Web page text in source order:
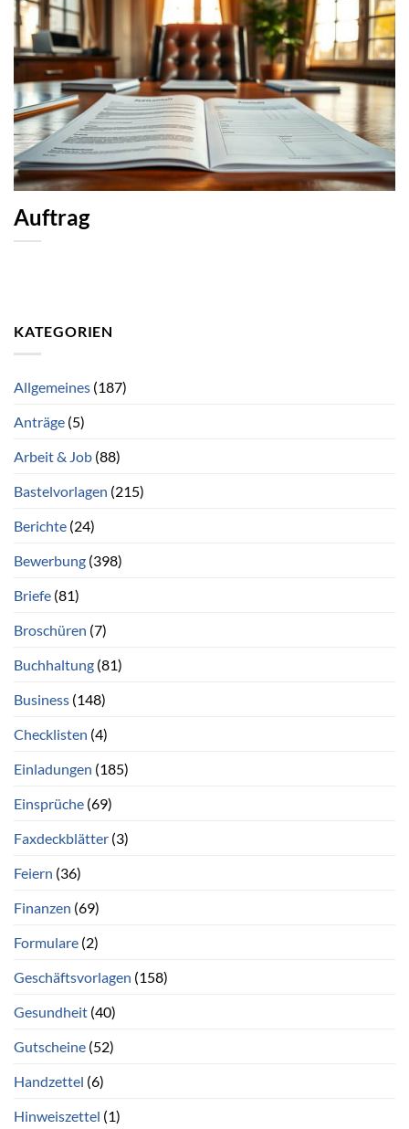
Auftrag
KATEGORIEN
Allgemeines (187)
Anträge (5)
Arbeit & Job (88)
Bastelvorlagen (215)
Berichte (24)
Bewerbung (398)
Briefe (81)
Broschüren (7)
Buchhaltung (81)
Business (148)
Checklisten (4)
Einladungen (185)
Einsprüche (69)
Faxdeckblätter (3)
Feiern (36)
Finanzen (69)
Formulare (2)
Geschäftsvorlagen (158)
Gesundheit (40)
Gutscheine (52)
Handzettel (6)
Hinweiszettel (1)